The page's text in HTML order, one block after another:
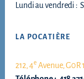
Lundi au vendredi :
LA POCATIÈRE
212, 4e Avenue, G0R